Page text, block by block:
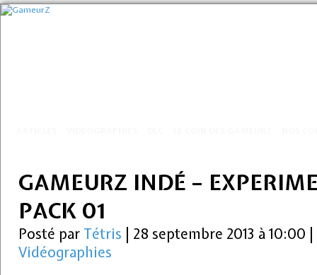
GAMEURZ INDÉ –
PACK 01
Posté par Tétris 28 septembre 2013 à 10:00
Vidéographies